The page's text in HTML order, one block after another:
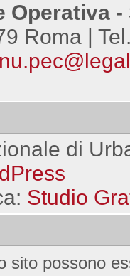
Operativa
Roma |
di
Studio
sito possono